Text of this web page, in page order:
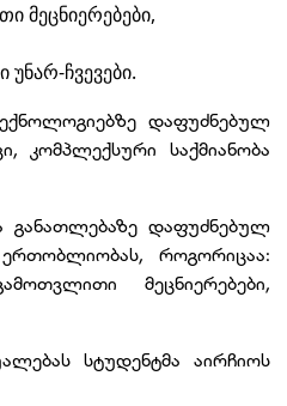
მეცნიერებები,
ჩვევები.
დაფუძნებულ
საქმიანობა
განათლებაზე დაფუძნებულ
როგორიცაა:
მეცნიერებები,
სტუდენტმა აირჩიოს